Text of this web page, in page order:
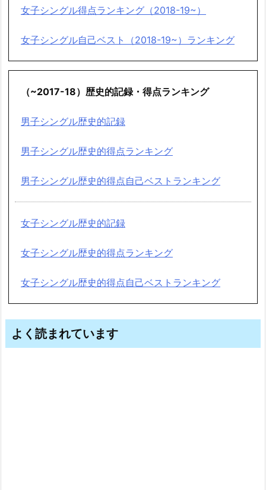
女子シングル得点ランキング（2018-19~）
女子シングル自己ベスト（2018-19~）ランキング
（~2017-18）歴史的記録・得点ランキング
男子シングル歴史的記録
男子シングル歴史的得点ランキング
男子シングル歴史的得点自己ベストランキング
女子シングル歴史的記録
女子シングル歴史的得点ランキング
女子シングル歴史的得点自己ベストランキング
よく読まれています